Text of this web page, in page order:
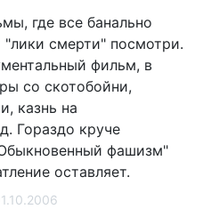
где все банально
смерти" посмотри.
фильм, в
со скотобойни,
казнь на
Гораздо круче
фашизм"
оставляет.